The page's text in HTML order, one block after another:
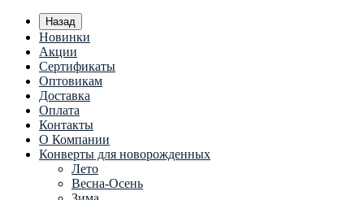
Назад
Новинки
Акции
Сертификаты
Оптовикам
Доставка
Оплата
Контакты
О Компании
Конверты для новорожденных
Лето
Весна-Осень